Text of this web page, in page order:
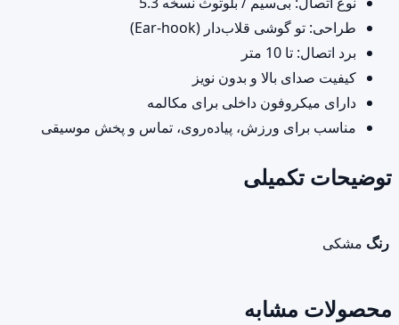
طراحی: تو گوشی قلاب‌دار (Ear-hook)
برد اتصال: تا 10 متر
کیفیت صدای بالا و بدون نویز
دارای میکروفون داخلی برای مکالمه
مناسب برای ورزش، پیاده‌روی، تماس و پخش موسیقی
توضیحات تکمیلی
رنگ مشکی
محصولات مشابه